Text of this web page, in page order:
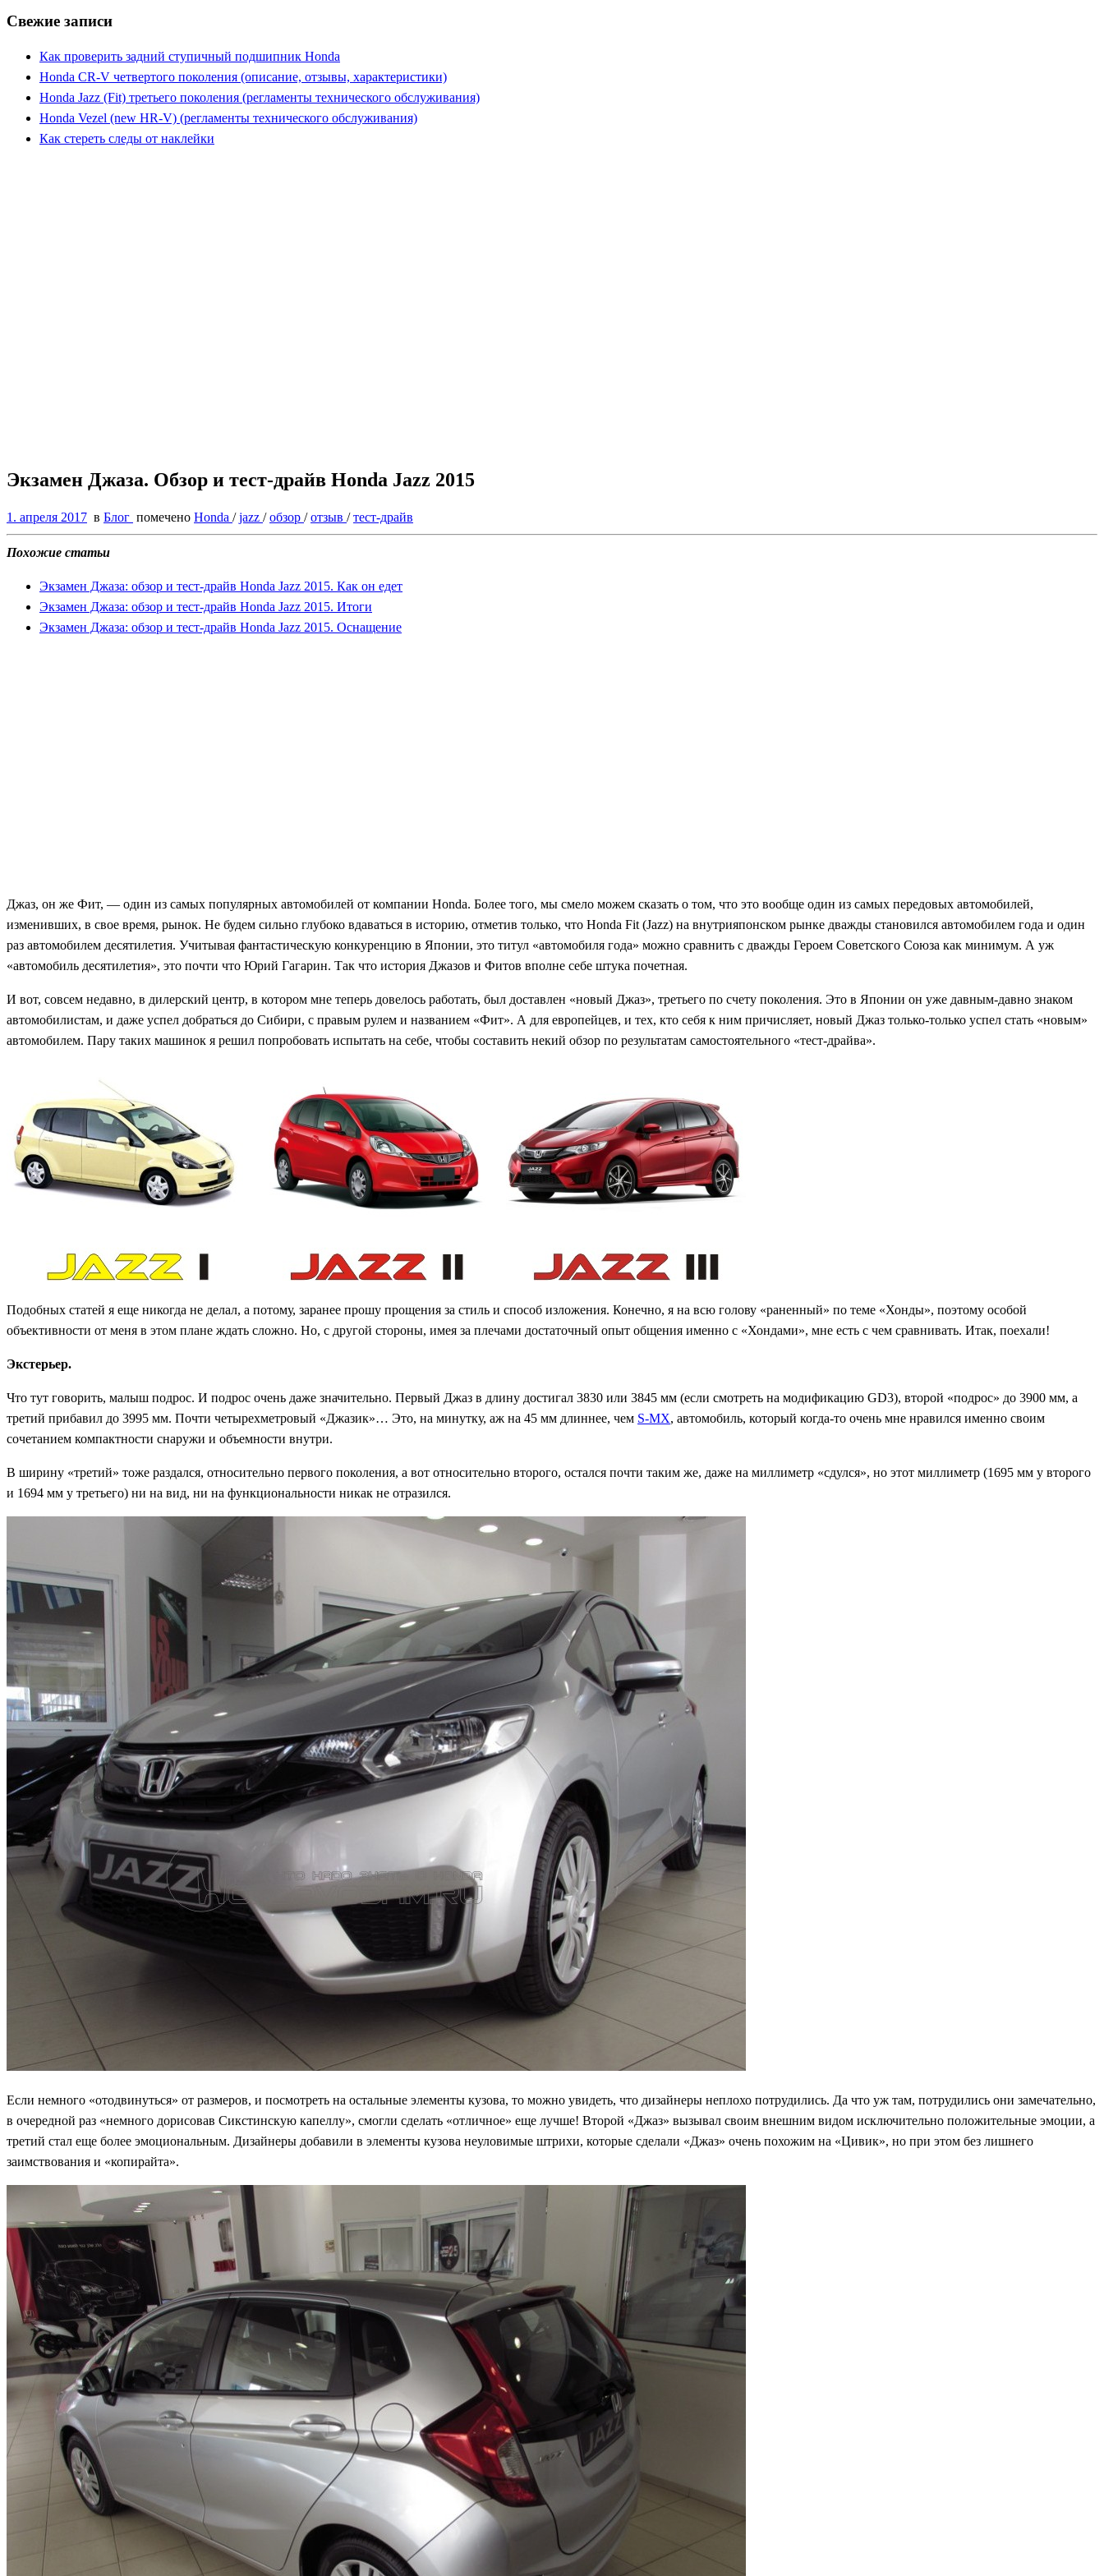
Свежие записи
Как проверить задний ступичный подшипник Honda
Honda CR-V четвертого поколения (описание, отзывы, характеристики)
Honda Jazz (Fit) третьего поколения (регламенты технического обслуживания)
Honda Vezel (new HR-V) (регламенты технического обслуживания)
Как стереть следы от наклейки
Экзамен Джаза. Обзор и тест-драйв Honda Jazz 2015
1. апреля 2017 в Блог помечено Honda /jazz /обзор /отзыв /тест-драйв
Похожие статьи
Экзамен Джаза: обзор и тест-драйв Honda Jazz 2015. Как он едет
Экзамен Джаза: обзор и тест-драйв Honda Jazz 2015. Итоги
Экзамен Джаза: обзор и тест-драйв Honda Jazz 2015. Оснащение
Джаз, он же Фит, — один из самых популярных автомобилей от компании Honda. Более того, мы смело можем сказать о том, что это вообще один из самых передовых автомобилей,
изменивших, в свое время, рынок. Не будем сильно глубоко вдаваться в историю, отметив только, что Honda Fit (Jazz) на внутрияпонском рынке дважды становился автомобилем года и один
раз автомобилем десятилетия. Учитывая фантастическую конкуренцию в Японии, это титул «автомобиля года» можно сравнить с дважды Героем Советского Союза как минимум. А уж
«автомобиль десятилетия», это почти что Юрий Гагарин. Так что история Джазов и Фитов вполне себе штука почетная.
И вот, совсем недавно, в дилерский центр, в котором мне теперь довелось работать, был доставлен «новый Джаз», третьего по счету поколения. Это в Японии он уже давным-давно знаком
автомобилистам, и даже успел добраться до Сибири, с правым рулем и названием «Фит». А для европейцев, и тех, кто себя к ним причисляет, новый Джаз только-только успел стать «новым»
автомобилем. Пару таких машинок я решил попробовать испытать на себе, чтобы составить некий обзор по результатам самостоятельного «тест-драйва».
Подобных статей я еще никогда не делал, а потому, заранее прошу прощения за стиль и способ изложения. Конечно, я на всю голову «раненный» по теме «Хонды», поэтому особой
объективности от меня в этом плане ждать сложно. Но, с другой стороны, имея за плечами достаточный опыт общения именно с «Хондами», мне есть с чем сравнивать. Итак, поехали!
Экстерьер.
Что тут говорить, малыш подрос. И подрос очень даже значительно. Первый Джаз в длину достигал 3830 или 3845 мм (если смотреть на модификацию GD3), второй «подрос» до 3900 мм, а
третий прибавил до 3995 мм. Почти четырехметровый «Джазик»… Это, на минутку, аж на 45 мм длиннее, чем S-MX, автомобиль, который когда-то очень мне нравился именно своим
сочетанием компактности снаружи и объемности внутри.
В ширину «третий» тоже раздался, относительно первого поколения, а вот относительно второго, остался почти таким же, даже на миллиметр «сдулся», но этот миллиметр (1695 мм у второго
и 1694 мм у третьего) ни на вид, ни на функциональности никак не отразился.
Если немного «отодвинуться» от размеров, и посмотреть на остальные элементы кузова, то можно увидеть, что дизайнеры неплохо потрудились. Да что уж там, потрудились они замечательно,
в очередной раз «немного дорисовав Сикстинскую капеллу», смогли сделать «отличное» еще лучше! Второй «Джаз» вызывал своим внешним видом исключительно положительные эмоции, а
третий стал еще более эмоциональным. Дизайнеры добавили в элементы кузова неуловимые штрихи, которые сделали «Джаз» очень похожим на «Цивик», но при этом без лишнего
заимствования и «копирайта».